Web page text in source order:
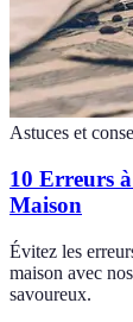
Astuces et
10 Erreurs
Maison
Évitez les
maison avec
savoureux.